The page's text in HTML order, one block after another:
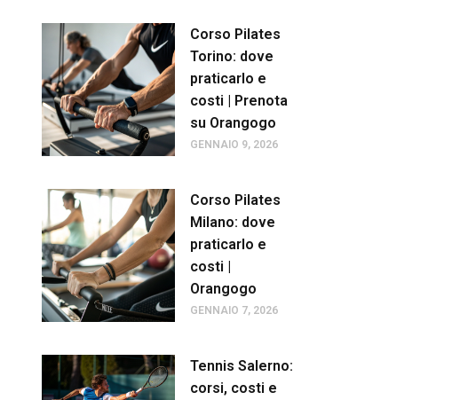
Corso Pilates
Torino: dove
praticarlo e
costi | Prenota
su Orangogo
GENNAIO 9, 2026
Corso Pilates
Milano: dove
praticarlo e
costi |
Orangogo
GENNAIO 7, 2026
Tennis Salerno:
corsi, costi e